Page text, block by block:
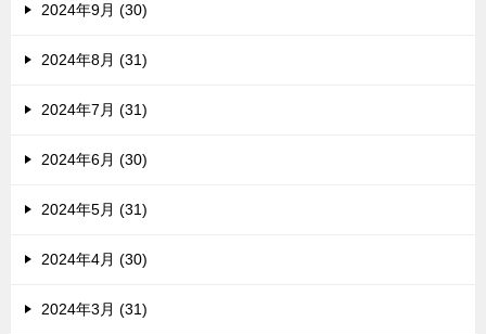
2024年9月 (30)
2024年8月 (31)
2024年7月 (31)
2024年6月 (30)
2024年5月 (31)
2024年4月 (30)
2024年3月 (31)